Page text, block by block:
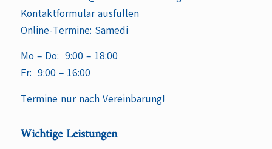
Kontaktformular ausfüllen
Online-Termine: Samedi
Mo – Do: 9:00 – 18:00
Fr: 9:00 – 16:00
Termine nur nach Vereinbarung!
Wichtige Leistungen